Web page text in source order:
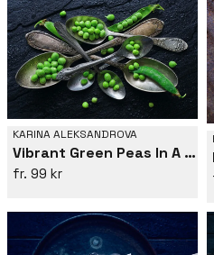
KARINA ALEKSANDROVA
Vibrant Green Peas In A Vintage Spoon
99 kr